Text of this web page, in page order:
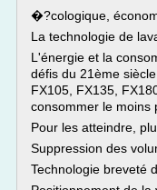
�?cologique,
La technologie de
L'énergie et la
défis du 21ème
FX105, FX135,
consommer le moins
Pour les atteindre,
Suppression des
Technologie breveté